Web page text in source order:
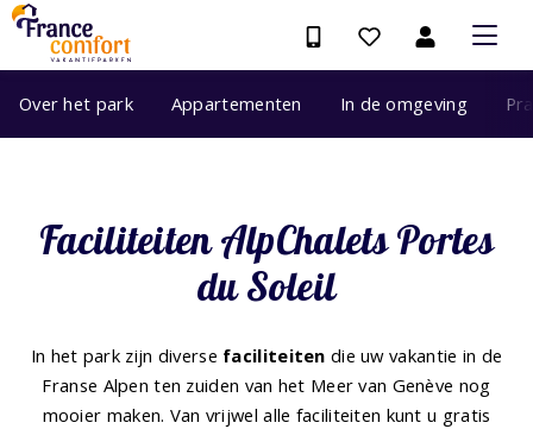
Over het park Appartementen In de omgeving
Faciliteiten AlpChalets Portes
du Soleil
In het park zijn diverse faciliteiten die uw vakantie in de
Franse Alpen ten zuiden van het Meer van Genève nog
mooier maken. Van vrijwel alle faciliteiten kunt u gratis